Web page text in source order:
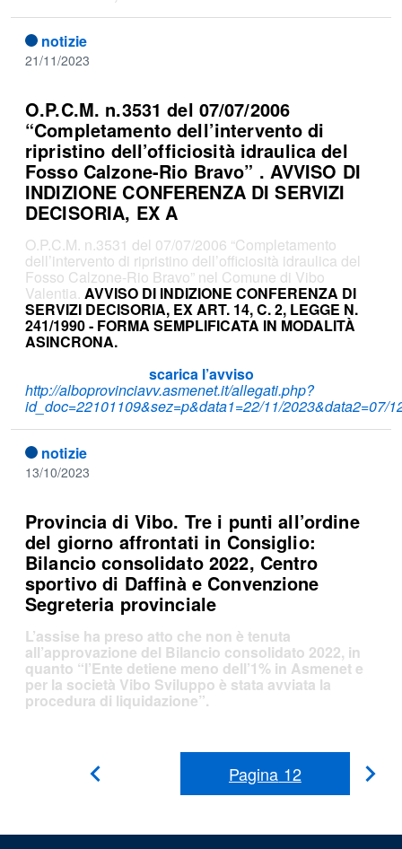
notizie
21/11/2023
O.P.C.M. n.3531 del 07/07/2006
“Completamento dell’intervento di
ripristino dell’officiosità idraulica del
Fosso Calzone-Rio Bravo” . AVVISO DI
INDIZIONE CONFERENZA DI SERVIZI
DECISORIA, EX A
O.P.C.M. n.3531 del 07/07/2006 “Completamento
dell’intervento di ripristino dell’officiosità idraulica del
Fosso Calzone-Rio Bravo” nel Comune di Vibo
Valentia. AVVISO DI INDIZIONE CONFERENZA DI
SERVIZI DECISORIA, EX ART. 14, C. 2, LEGGE N.
241/1990 ‐ FORMA SEMPLIFICATA IN MODALITÀ
ASINCRONA.
scarica l’avviso
http://alboprovinciavv.asmenet.it/allegati.php?
id_doc=22101109&sez=p&data1=22/11/2023&data2=07/
notizie
13/10/2023
Provincia di Vibo. Tre i punti all’ordine
del giorno affrontati in Consiglio:
Bilancio consolidato 2022, Centro
sportivo di Daffinà e Convenzione
Segreteria provinciale
L’assise ha preso atto che non è tenuta
all’approvazione del Bilancio consolidato 2022, in
quanto “l’Ente detiene meno dell’1% in Asmenet e
per la società Vibo Sviluppo è stata avviata la
procedura di liquidazione”.
Pagina 12